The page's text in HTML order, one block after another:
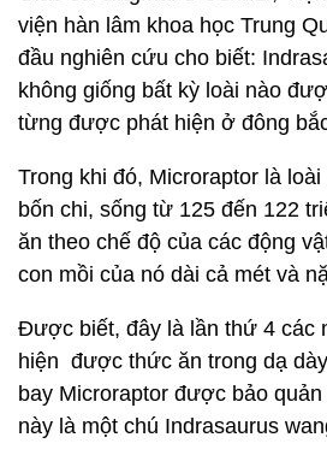
viện hàn lâm khoa học Trung
đầu nghiên cứu cho biết:
không giống bất kỳ loài nào
từng được phát hiện ở đông
Trong khi đó, Microraptor là
bốn chi, sống từ 125 đến 122
ăn theo chế độ của các động
con mồi của nó dài cả mét và
Được biết, đây là lần thứ 4 các
hiện được thức ăn trong dạ
bay Microraptor được bảo
này là một chú Indrasaurus